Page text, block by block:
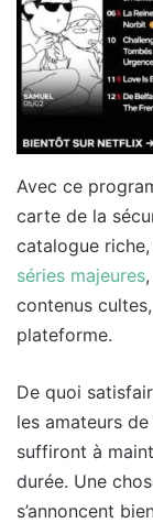
Avec ce
carte de la
catalogue
séries majeures
contenus
plateforme.
De quoi
les amateurs
suffiront à
durée. Une
s’annoncent